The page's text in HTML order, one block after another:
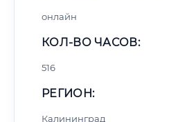
онлайн
КОЛ-ВО ЧАСОВ:
516
РЕГИОН:
Калининград